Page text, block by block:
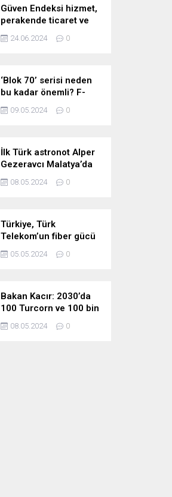
Güven Endeksi hizmet,
perakende ticaret ve
inşaat sektörlerinde
düştü
24.06.2024 0
‘Blok 70’ serisi neden
bu kadar önemli? F-
16’larla ilgili merak
edilenleri anlattı!
09.05.2024 0
İlk Türk astronot Alper
Gezeravcı Malatya’da
öğrencilerle bir araya
geldi!
08.05.2024 0
Türkiye, Türk
Telekom’un fiber gücü
ile yarının
teknolojilerine hazır
05.05.2024 0
Bakan Kacır: 2030’da
100 Turcorn ve 100 bin
teknoloji girişimciliği
hedefimize ulaşacağız
08.05.2024 0